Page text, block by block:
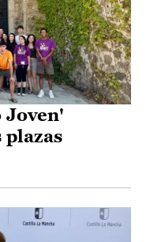
Joven'
plazas